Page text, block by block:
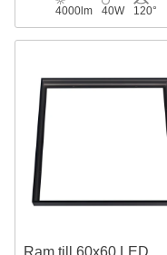
4000lm 40W 120°
Ram till 60x60 LED